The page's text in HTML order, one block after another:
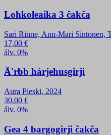
Lohkoleaika 3 čakča
Sari Rinne, Ann-Mari Sintonen,
17,00 €
álv. 0%
Äʹrbb hárjehusgirji
Aura Pieski, 2024
30,00 €
álv. 0%
Gea 4 bargogirji čakča